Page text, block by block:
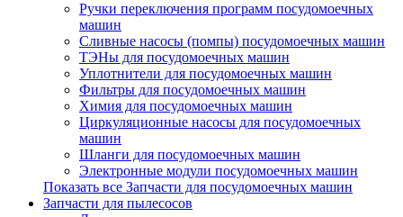
Ручки переключения программ посудомоечных
машин
Сливные насосы (помпы) посудомоечных машин
ТЭНы для посудомоечных машин
Уплотнители для посудомоечных машин
Фильтры для посудомоечных машин
Химия для посудомоечных машин
Циркуляционные насосы для посудомоечных
машин
Шланги для посудомоечных машин
Электронные модули посудомоечных машин
Показать все Запчасти для посудомоечных машин
Запчасти для пылесосов